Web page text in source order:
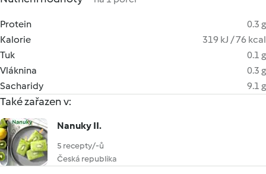
Protein
0.3 g
Kalorie
319 kJ / 76 kcal
Tuk
0.1 g
Vláknina
0.3 g
Sacharidy
9.1 g
Také zařazen v:
Nanuky II.
5 recepty/-ů
Česká republika